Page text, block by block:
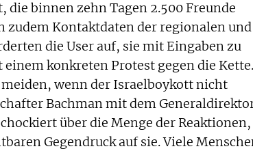
die binnen zehn Tagen 2.500 Freunde
Kontaktdaten der regionalen und
die User auf, sie mit Eingaben zu
konkreten Protest gegen die Kette.
wenn der Israelboykott nicht
Bachman mit dem
über die Menge der Reaktionen,
Gegendruck auf sie. Viele